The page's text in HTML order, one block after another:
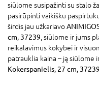
siūlome susipažinti su stalo
pasirūpinti vaikišku
širdis jau užkariavo
cm, 37239 , siūlome ir jums
reikalavimus kokybei ir
patrauklia kaina – ją siūlome
Kokerspanielis, 27 cm, 37239